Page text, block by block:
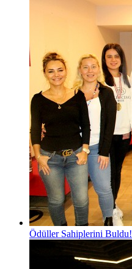
Ödüller Sahiplerini Buldu!